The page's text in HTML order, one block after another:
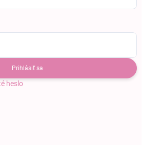
Prihlásiť sa
heslo